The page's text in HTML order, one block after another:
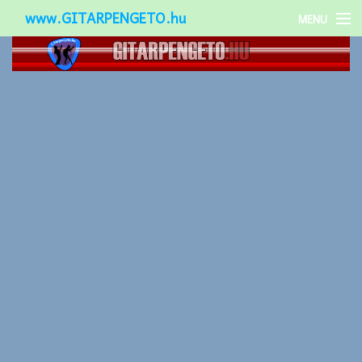
www.GITARPENGETO.hu MENU
Népszerű-